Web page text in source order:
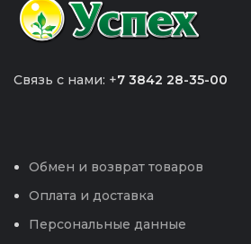
Связь с нами: +7 3842 28-35-00
Обмен и возврат товаров
Оплата и доставка
Персональные данные